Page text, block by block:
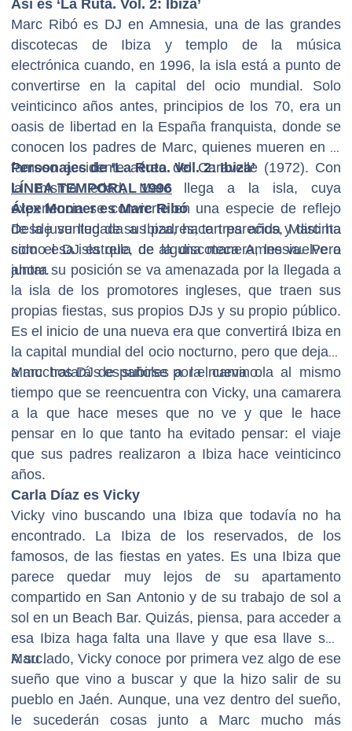
Así es ‘La Ruta. Vol. 2: Ibiza’
Marc Ribó es DJ en Amnesia, una de las grandes
discotecas de Ibiza y templo de la música
electrónica cuando, en 1996, la isla está a punto de
convertirse en la capital del ocio mundial. Solo
veinticinco años antes, principios de los 70, era un
oasis de libertad en la España franquista, donde se
conocen los padres de Marc, quienes mueren en el
famoso accidente aéreo del Caravelle (1972). Con
la misma edad, Marc llega a la isla, cuya
experiencia se convierte en una especie de reflejo
de la juventud de sus padres; tan parecida y distinta
como esa isla que, de alguna manera, les vuelve a
juntar.
Personajes de ‘La Ruta. Vol. 2: Ibiza’
LÍNEA TEMPORAL 1996
Álex Monner es Marc Ribó
Desde su llegada a Ibiza, hace tres años, Marc ha
sido el DJ estrella de la discoteca Amnesia. Pero
ahora su posición se va amenazada por la llegada a
la isla de los promotores ingleses, que traen sus
propias fiestas, sus propios DJs y su propio público.
Es el inicio de una nueva era que convertirá Ibiza en
la capital mundial del ocio nocturno, pero que dejará
a muchos DJs españoles por el camino.
Marc tratará de subirse a la nueva ola al mismo
tiempo que se reencuentra con Vicky, una camarera
a la que hace meses que no ve y que le hace
pensar en lo que tanto ha evitado pensar: el viaje
que sus padres realizaron a Ibiza hace veinticinco
años.
Carla Díaz es Vicky
Vicky vino buscando una Ibiza que todavía no ha
encontrado. La Ibiza de los reservados, de los
famosos, de las fiestas en yates. Es una Ibiza que
parece quedar muy lejos de su apartamento
compartido en San Antonio y de su trabajo de sol a
sol en un Beach Bar. Quizás, piensa, para acceder a
esa Ibiza haga falta una llave y que esa llave sea
Marc.
A su lado, Vicky conoce por primera vez algo de ese
sueño que vino a buscar y que la hizo salir de su
pueblo en Jaén. Aunque, una vez dentro del sueño,
le sucederán cosas junto a Marc mucho más